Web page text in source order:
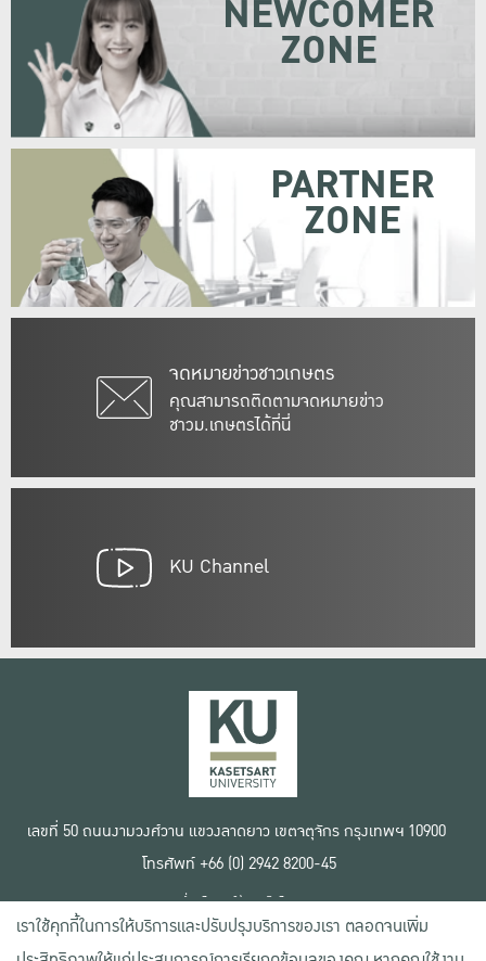
จดหมายข่าวชาวเกษตร
คุณสามารถติดตามจดหมายข่าว
ชาวม.เกษตรได้ที่นี่
NEWCOMER
ZONE
PARTNER
ZONE
KU Channel
เลขที่ 50 ถนนงามวงศ์วาน แขวงลาดยาว เขตจตุจักร กรุงเทพฯ 10900
โทรศัพท์ +66 (0) 2942 8200-45
เงื่อนไขการใช้งานเว็บไซต์
ข้อตกลงด้านสิทธิ์ใช้งาน
นโยบายความเป็นส่วนตัว
เราใช้คุกกี้ในการให้บริการและปรับปรุงบริการของเรา ตลอดจนเพิ่ม